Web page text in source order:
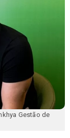
Gestão de